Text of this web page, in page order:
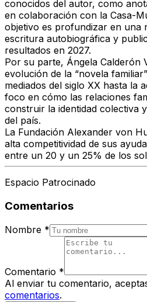
conocidos del autor, como
en colaboración con la Casa-
objetivo es profundizar en una
escritura autobiográfica y
resultados en 2027.
Por su parte, Ángela Calderón
evolución de la “novela
mediados del siglo XX hasta la
foco en cómo las relaciones
construir la identidad colectiva
del país.
La Fundación Alexander von
alta competitividad de sus
entre un 20 y un 25% de los
Espacio Patrocinado
Comentarios
Nombre *
Comentario *
Al enviar tu comentario,
comentarios.